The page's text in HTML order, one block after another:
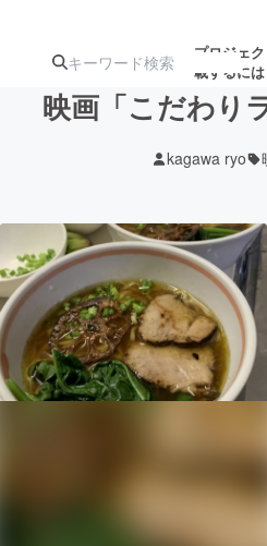
プロジェ
載するには
アート・写真
テクノロジー・ガジェ
まちづくり・地域活性化
映画「こだわり
kagawa ryo